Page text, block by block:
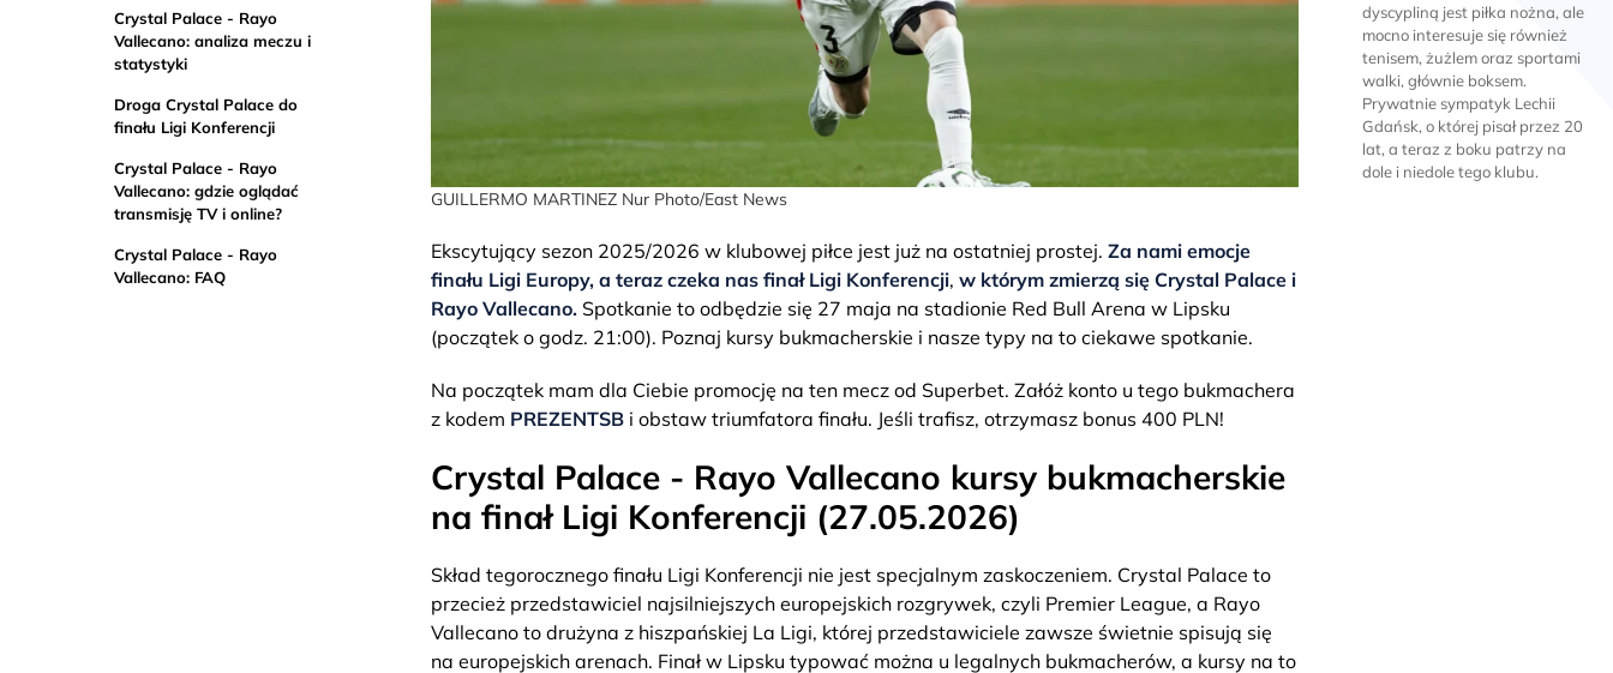
GUILLERMO MARTINEZ Nur Photo/East News
Crystal Palace - Rayo
Vallecano: analiza meczu i
statystyki
Droga Crystal Palace do
finału Ligi Konferencji
Crystal Palace - Rayo
Vallecano: gdzie oglądać
transmisję TV i online?
Crystal Palace - Rayo
Vallecano: FAQ
Ekscytujący sezon 2025/2026 w klubowej piłce jest już na ostatniej prostej. Za nami emocje
finału Ligi Europy, a teraz czeka nas finał Ligi Konferencji, w którym zmierzą się Crystal Palace i
Rayo Vallecano.Spotkanie to odbędzie się 27 maja na stadionie Red Bull Arena w Lipsku
(początek o godz. 21:00). Poznaj kursy bukmacherskie i nasze typy na to ciekawe spotkanie.
Na początek mam dla Ciebie promocję na ten mecz od Superbet. Załóż konto u tego bukmachera
z kodem PREZENTSBi obstaw triumfatora finału. Jeśli trafisz, otrzymasz bonus 400 PLN!
Crystal Palace - Rayo Vallecano kursy bukmacherskie
na finał Ligi Konferencji (27.05.2026)
Skład tegorocznego finału Ligi Konferencji nie jest specjalnym zaskoczeniem. Crystal Palace to
przecież przedstawiciel najsilniejszych europejskich rozgrywek, czyli Premier League, a Rayo
Vallecano to drużyna z hiszpańskiej La Ligi, której przedstawiciele zawsze świetnie spisują się
na europejskich arenach. Finał w Lipsku typować można u legalnych bukmacherów, a kursy na to
dyscypliną jest piłka nożna, ale
mocno interesuje się również
tenisem, żużlem oraz sportami
walki, głównie boksem.
Prywatnie sympatyk Lechii
Gdańsk, o której pisał przez 20
lat, a teraz z boku patrzy na
dole i niedole tego klubu.